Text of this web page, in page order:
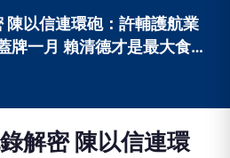
以信連環砲：許輔護航業
牌一月 賴清德才是最大食安
解密 陳以信連環